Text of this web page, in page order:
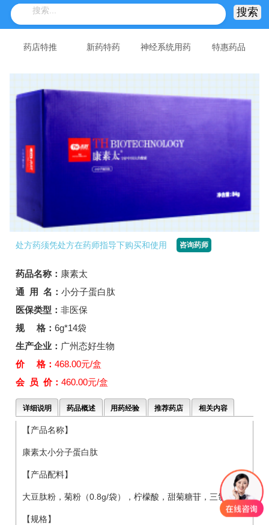
药店特推 新药特药 神经系统用药 特惠药品
处方药须凭处方在药师指导下购买和使用 咨询药师
药品名称： 康素太
通 用 名： 小分子蛋白肽
医保类型： 非医保
规 格： 6g*14袋
生产企业： 广州态好生物
价 格： 468.00元/盒
会 员 价： 460.00元/盒
详细说明 药品概述 用药经验 推荐药店 相关内容
【产品名称】
康素太小分子蛋白肽
【产品配料】
大豆肽粉，菊粉（0.8g/袋），柠檬酸，甜菊糖苷，三氯蔗糖
【规格】